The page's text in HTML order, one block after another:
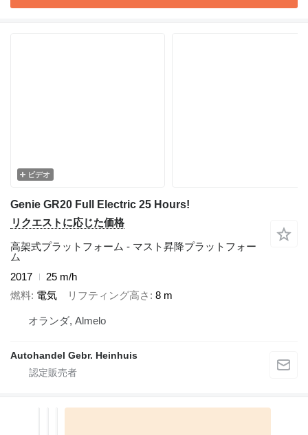
ビデオ
Genie GR20 Full Electric 25 Hours!
リクエストに応じた価格
高架式プラットフォーム - マスト昇降プラットフォー
ム
2017
25 m/h
燃料 電気 リフティング高さ 8 m
オランダ, Almelo
Autohandel Gebr. Heinhuis